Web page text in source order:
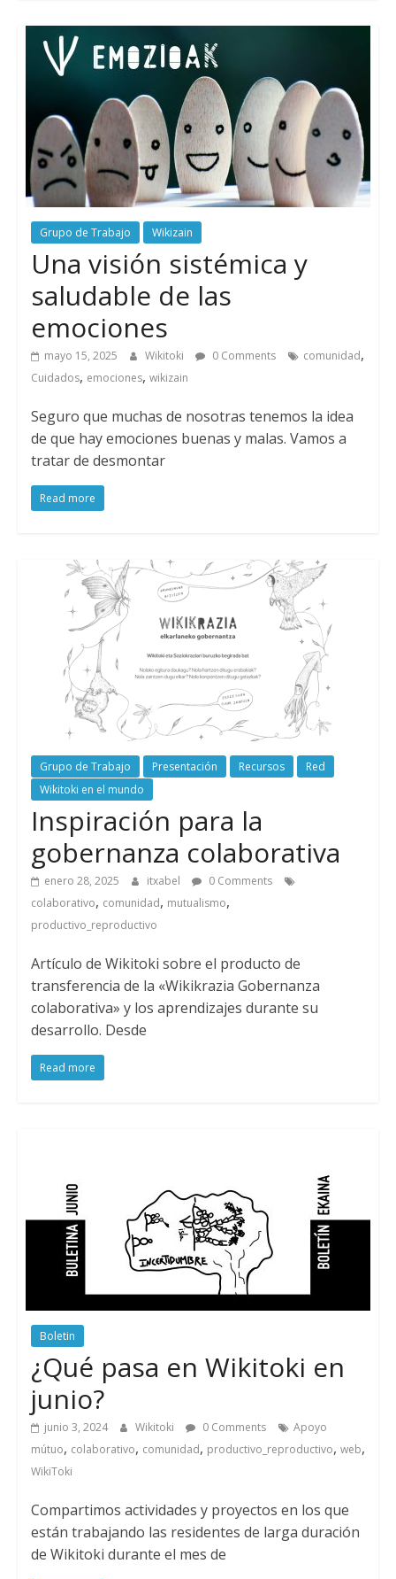
Grupo de Trabajo Wikizain
Una visión sistémica y
saludable de las
emociones
mayo 15, 2025 Wikitoki 0 Comments comunidad,
Cuidados, emociones, wikizain
Seguro que muchas de nosotras tenemos la idea
de que hay emociones buenas y malas. Vamos a
tratar de desmontar
Read more
Grupo de Trabajo Presentación Recursos
Red
Wikitoki en el mundo
Inspiración para la
gobernanza colaborativa
enero 28, 2025 itxabel
0 Comments
colaborativo, comunidad, mutualismo,
productivo_reproductivo
Artículo de Wikitoki sobre el producto de
transferencia de la «Wikikrazia Gobernanza
colaborativa» y los aprendizajes durante su
desarrollo. Desde
Read more
Boletin
¿Qué pasa en Wikitoki en
junio?
junio 3, 2024 Wikitoki 0 Comments
Apoyo
mútuo, colaborativo, comunidad, productivo_reproductivo, web,
WikiToki
Compartimos actividades y proyectos en los que
están trabajando las residentes de larga duración
de Wikitoki durante el mes de